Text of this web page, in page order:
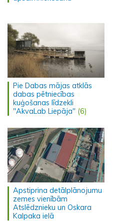
Pie Dabas mājas atklās
dabas pētniecības
kuģošanas līdzekli
"AkvaLab Liepāja" (6)
Apstiprina detālplānojumu
zemes vienībām
Atslēdznieku un Oskara
Kalpaka ielā